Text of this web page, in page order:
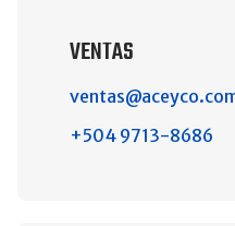
VENTAS
+504 9713-8686